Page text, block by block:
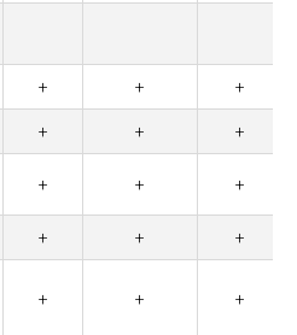
+ +
+
+ +
+
+ + +
+ +
+
+ + +